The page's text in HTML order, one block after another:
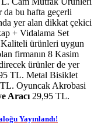
bu hafta geçerli
yer alan dikkat çekici
+ Vidalama Set
ürünleri uygun
firmanın 8 Kasim
ürünler de yer
TL. Metal Bisiklet
Oyuncak Akrobasi
Aracı 29,95 TL.
Yayınlandı!